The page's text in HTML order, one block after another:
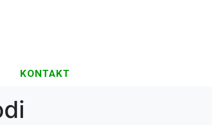
KONTAKT